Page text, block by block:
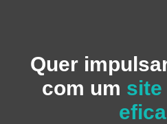
Quer
com um site